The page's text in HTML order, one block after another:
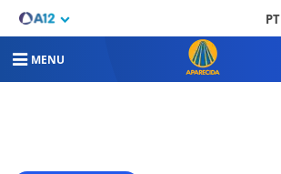
PT
MENU